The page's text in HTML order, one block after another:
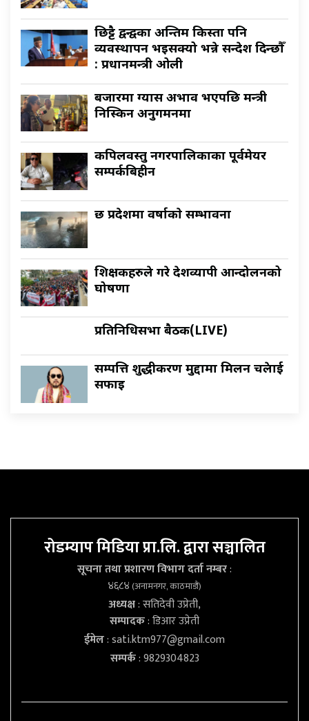
छिट्टै द्वन्द्वका अन्तिम किस्ता पनि
व्यवस्थापन भइसक्यो भन्ने सन्देश दिन्छौँ
: प्रधानमन्त्री ओली
बजारमा ग्यास अभाव भएपछि मन्त्री
निस्किन अनुगमनमा
कपिलवस्तु नगरपालिकाका पूर्वमेयर
सम्पर्कबिहीन
छ प्रदेशमा वर्षाकाे सम्भावना
शिक्षकहरुले गरे देशव्यापी आन्दोलनको
घोषणा
प्रतिनिधिसभा बैठक(LIVE)
सम्पत्ति शुद्धीकरण मुद्दामा मिलन चक्रेलाई
सफाइ
रोडम्याप मिडिया प्रा.लि. द्वारा सञ्चालित
सूचना तथा प्रशारण विभाग दर्ता नम्बर:
४६८४(अनामनगर, काठमाडौं)
अध्यक्ष: सतिदेवी उप्रेती,
सम्पादक: डिआर उप्रेती
ईमेल:sati.ktm977@gmail.com
सम्पर्क: 9829304823